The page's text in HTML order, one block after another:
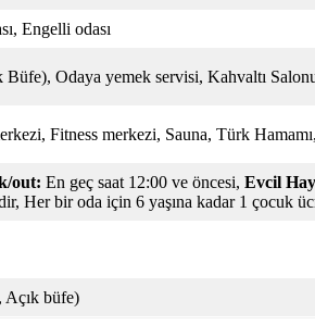
Engelli odası
Odaya yemek servisi, Kahvaltı
Fitness merkezi, Sauna, Türk
out: En geç saat 12:00 ve öncesi, Evcil
Her bir oda için 6 yaşına kadar 1 çocuk
Açık büfe)